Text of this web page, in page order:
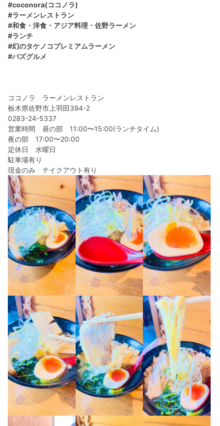
#coconora(ココノラ)
#ラーメンレストラン
#和食・洋食・アジア料理・佐野ラーメン
#ランチ
#幻のタケノコプレミアムラーメン
#バズグルメ
ココノラ ラーメンレストラン
栃木県佐野市上羽田394-2
0283-24-5337
営業時間 昼の部 11:00〜15:00(ランチタイム)
夜の部 17:00〜20:00
定休日 水曜日
駐車場有り
現金のみ テイクアウト有り